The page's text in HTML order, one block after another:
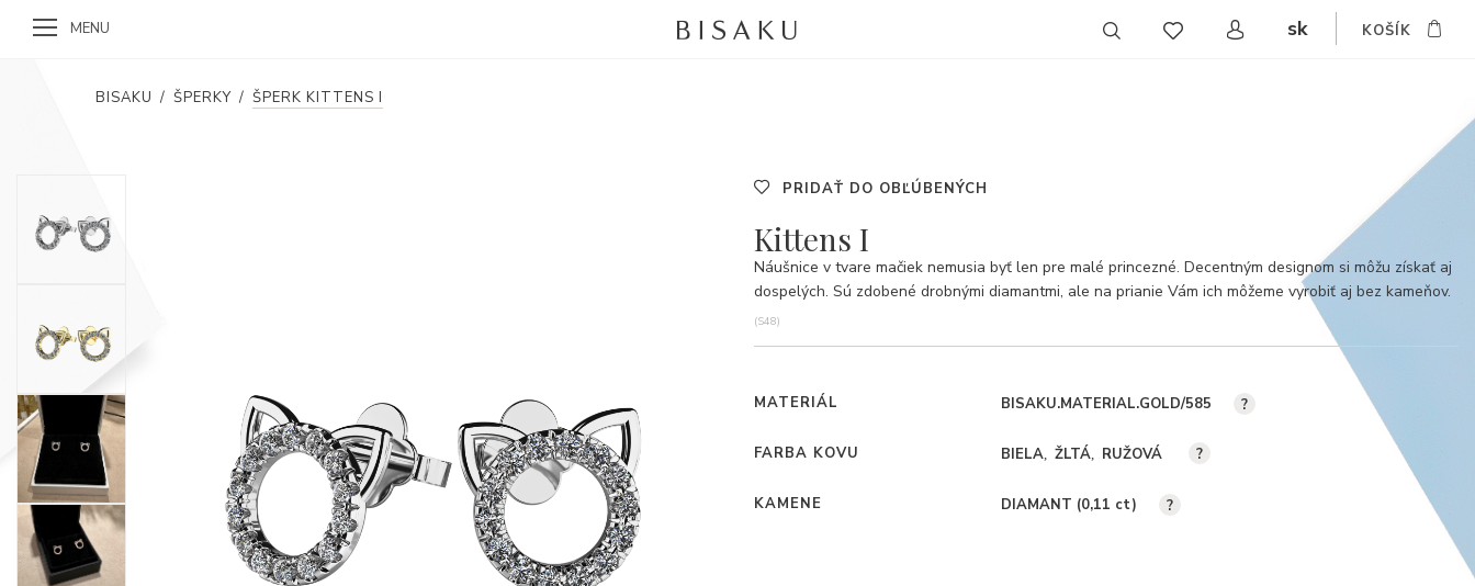
MENU sk KOŠÍK
BISAKU / ŠPERKY / ŠPERK KITTENS I
PRIDAŤ DO OBĽÚBENÝCH
Kittens I
Náušnice v tvare mačiek nemusia byť len pre malé princezné. Decentným designom si môžu získať aj
dospelých. Sú zdobené drobnými diamantmi, ale na prianie Vám ich môžeme vyrobiť aj bez kameňov.
(S48)
MATERIÁL BISAKU.MATERIAL.GOLD/585 ?
FARBA KOVU BIELA ŽLTÁ RUŽOVÁ ?
KAMENE DIAMANT (0,11 ct) ?